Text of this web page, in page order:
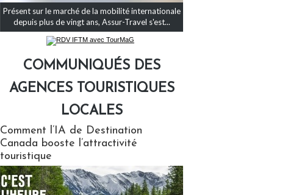
Présent sur le marché de la mobilité internationale
depuis plus de vingt ans, Assur-Travel s'est...
COMMUNIQUÉS DES
AGENCES TOURISTIQUES
LOCALES
Comment l’IA de Destination
Canada booste l’attractivité
touristique